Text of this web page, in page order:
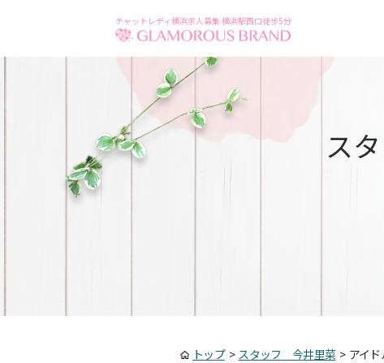
チャットレディ横浜求人募集 横浜駅西口徒歩5分
ス
トップ> スタッフ 今井里菜> アイ